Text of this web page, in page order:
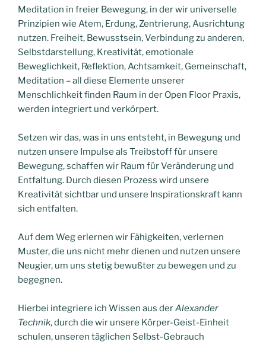
Meditation in freier Bewegung, in der wir universelle
Prinzipien wie Atem, Erdung, Zentrierung, Ausrichtung
nutzen. Freiheit, Bewusstsein, Verbindung zu anderen,
Selbstdarstellung, Kreativität, emotionale
Beweglichkeit, Reflektion, Achtsamkeit, Gemeinschaft,
Meditation – all diese Elemente unserer
Menschlichkeit finden Raum in der Open Floor Praxis,
werden integriert und verkörpert.
Setzen wir das, was in uns entsteht, in Bewegung und
nutzen unsere Impulse als Treibstoff für unsere
Bewegung, schaffen wir Raum für Veränderung und
Entfaltung. Durch diesen Prozess wird unsere
Kreativität sichtbar und unsere Inspirationskraft kann
sich entfalten.
Auf dem Weg erlernen wir Fähigkeiten, verlernen
Muster, die uns nicht mehr dienen und nutzen unsere
Neugier, um uns stetig bewußter zu bewegen und zu
begegnen.
Hierbei integriere ich Wissen aus derAlexander
Technik, durch die wir unsere Körper-Geist-Einheit
schulen, unseren täglichen Selbst-Gebrauch